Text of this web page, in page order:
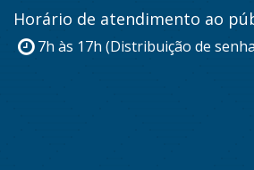
Horário de atendimento ao
7h às 17h (Distribuição de